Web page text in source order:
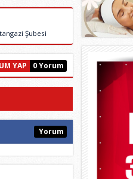
Şubesi
0 Yorum
YAP
Yorum